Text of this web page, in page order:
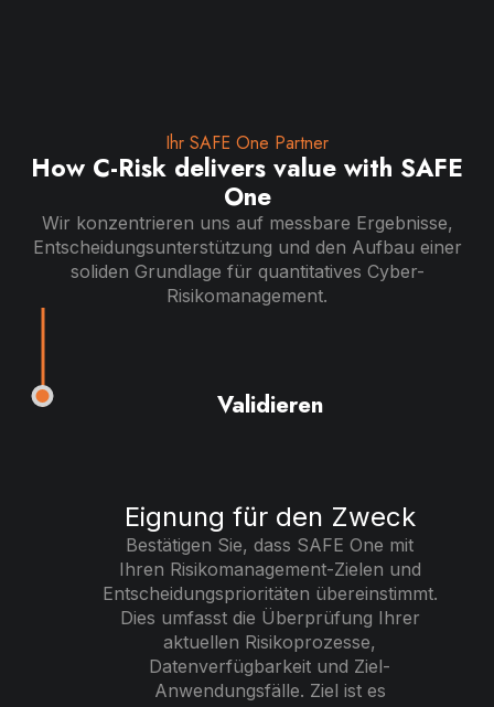
Ihr SAFE One Partner
How C-Risk delivers value with SAFE
One
Wir konzentrieren uns auf messbare Ergebnisse,
Entscheidungsunterstützung und den Aufbau einer
soliden Grundlage für quantitatives Cyber-
Risikomanagement.
Validieren
Eignung für den Zweck
Bestätigen Sie, dass SAFE One mit
Ihren Risikomanagement-Zielen und
Entscheidungsprioritäten übereinstimmt.
Dies umfasst die Überprüfung Ihrer
aktuellen Risikoprozesse,
Datenverfügbarkeit und Ziel-
Anwendungsfälle. Ziel ist es